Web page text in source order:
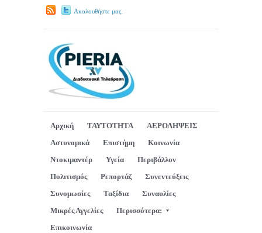
Ακολουθήστε μας.
Αρχική ΤΑΥΤΟΤΗΤΑ
ΑΕΡΟΛΗΨΕΙΣ
Αστυνομικά
Επιστήμη
Κοινωνία
Ντοκιμαντέρ
Υγεία
Περιβάλλον
Πολιτισμός
Ρεπορτάζ
Συνεντεύξεις
Συνομωσίες
Ταξίδια
Συναυλίες
Μικρές Αγγελίες
Περισσότερα:
Επικοινωνία